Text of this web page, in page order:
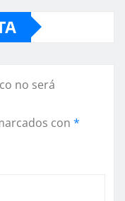
no será
con *